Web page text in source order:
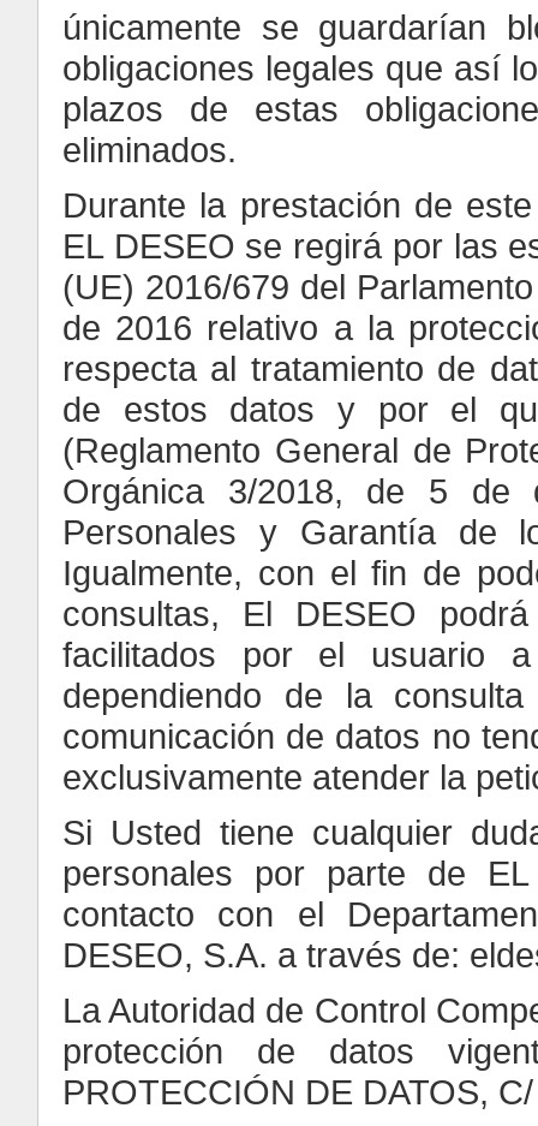
únicamente se guardarían
obligaciones legales que así
plazos de estas
eliminados.
Durante la prestación de
EL DESEO se regirá por las
(UE) 2016/679 del
de 2016 relativo a la
respecta al tratamiento de
de estos datos y por el
(Reglamento General de
Orgánica 3/2018, de 5 de
Personales y Garantía de
Igualmente, con el fin de
consultas, El DESEO
facilitados por el usuario
dependiendo de la
comunicación de datos no
exclusivamente atender la
Si Usted tiene cualquier
personales por parte de
contacto con el
DESEO, S.A. a través de:
La Autoridad de Control
protección de datos
PROTECCIÓN DE DATOS,